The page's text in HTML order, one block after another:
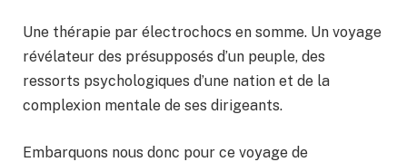
Une thérapie par électrochocs en somme. Un voyage
révélateur des présupposés d’un peuple, des
ressorts psychologiques d’une nation et de la
complexion mentale de ses dirigeants.
Embarquons nous donc pour ce voyage de